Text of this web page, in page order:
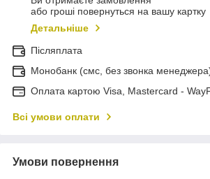
або гроші повернуться на вашу картку
Детальніше
Післяплата
Монобанк (смс, без звонка
Оплата картою Visa, Mastercard -
Всі умови оплати
Умови повернення